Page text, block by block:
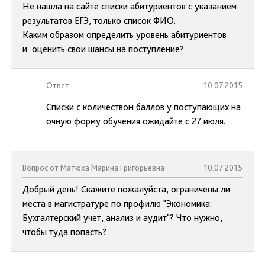
Не нашла на сайте списки абитуриентов с указанием
результатов ЕГЭ, только список ФИО.
Каким образом определить уровень абитуриентов
и оценить свои шансы на поступление?
Ответ: 10.07.2015
Списки с количеством баллов у поступающих на
очную форму обучения ожидайте с 27 июля.
Вопрос от Матюха Марина Григорьевна 10.07.2015
Добрый день! Скажите пожалуйста, ограничены ли
места в магистратуре по профилю "Экономика:
Бухгалтерский учет, анализ и аудит"? Что нужно,
чтобы туда попасть?